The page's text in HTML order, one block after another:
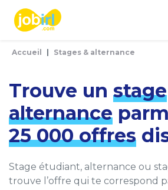
Accueil Stages & alternance
Trouve un stage
alternance
25 000 offres
Stage étudiant, alternance ou
trouve l’offre qui te correspond
Panneau de gestion des cookies